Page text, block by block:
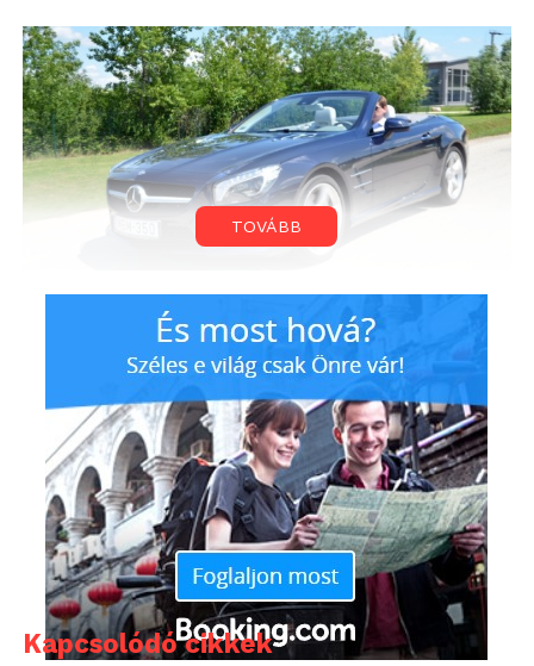
Erre a platformra vetett szemet az Aston Martin –
legalábbis a pletykák szerint. Miközben ugyanis a
két márka együttműködése gyümölcsöző lehet, egy
nevének elhallgatását kérő belső forrás a
következőket nyilatkozta. „Dieter (Zetsche, a Mercedes
vezetője – a szerk.) eléggé elhivatott az Astonos
dologgal kapcsolatban és oda akarja adni nekik az
X167-et (a GL platformja), de a pénz nagy problémát
jelent. Az Aston 500 millió fontos négyéves befektetési
terve egyszerűen nem elég ahhoz, hogy a teljes
modellkínálatot megújítsák és még egy SUV
TOVÁBB
Kapcsolódó cikkek